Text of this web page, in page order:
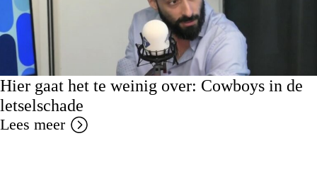
Hier gaat het te weinig over: Cowboys in de
letselschade
Lees meer